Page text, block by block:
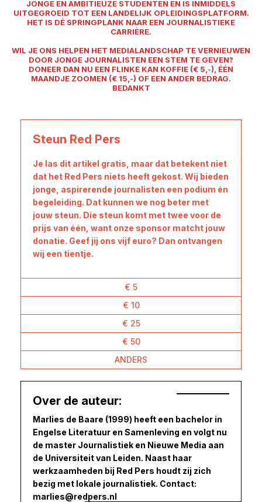
JONGE EN AMBITIEUZE STUDENTEN EN IS INMIDDELS
UITGEGROEID TOT EEN LANDELIJK OPLEIDINGSPLATFORM.
HET IS DÉ SPRINGPLANK NAAR EEN JOURNALISTIEKE
CARRIÈRE.
WIL JE ONS HELPEN HET MEDIALANDSCHAP TE VERNIEUWEN
DOOR JONGE JOURNALISTEN EEN STEM TE GEVEN?
DONEER DAN NU EEN FLINKE KAN KOFFIE (€ 5,-), ÉÉN
MAANDJE ZOOMEN (€ 15,-) OF EEN ANDER BEDRAG.
BEDANKT
Steun Red Pers
Je las dit artikel gratis, maar dat betekent niet
dat het Red Pers niets heeft gekost. Wij bieden
jonge, aspirerende journalisten een podium én
begeleiding. Dat kunnen we nog beter met
jouw steun. Die steun komt met twee voor de
prijs van één, want onze sponsor matcht jouw
donatie. Geef jij ons vijf euro? Dan ontvangen
wij een tientje.
€ 5
€ 10
€ 25
€ 50
ANDERS
Over de auteur:
Marlies de Baare (1999) heeft een bachelor in
Engelse Literatuur en Samenleving en volgt nu
de master Journalistiek en Nieuwe Media aan
de Universiteit van Leiden. Naast haar
werkzaamheden bij Red Pers houdt zij zich
bezig met lokale journalistiek. Contact:
marlies@redpers.nl